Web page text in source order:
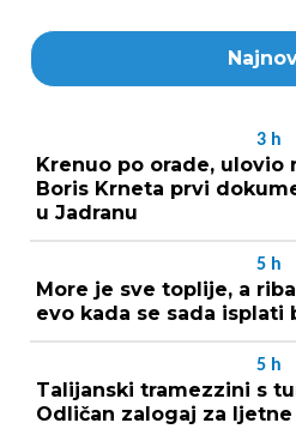
3 h
Krenuo po orade, ulovio
Boris Krneta prvi
u Jadranu
5 h
More je sve toplije, a
evo kada se sada isplati
5 h
Talijanski tramezzini s
Odličan zalogaj za